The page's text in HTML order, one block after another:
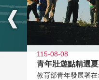
115-08-08
青年壯遊點精選
教育部青年發展署